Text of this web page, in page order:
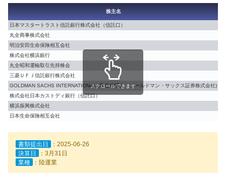
株主名
日本マスタートラスト信託銀行株式会社（信託口）
丸全商事株式会社
明治安田生命保険相互会社
株式会社横浜銀行
丸全昭和運輸取引先持株会
三菱ＵＦＪ信託銀行株式会社
GOLDMAN SACHS INTERNATIONAL (常任代理人 ゴールドマン・サックス証券株式会社)
株式会社日本カストディ銀行（信託口）
横浜振興株式会社
日本生命保険相互会社
スクロールできます
書類提出日
：2025-06-26
決算日
：3月31日
業種
：陸運業